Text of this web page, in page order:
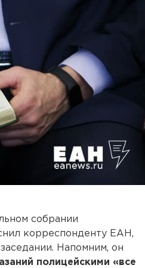
собрании
корреспонденту ЕАН,
Напомним, он
полицейскими «все